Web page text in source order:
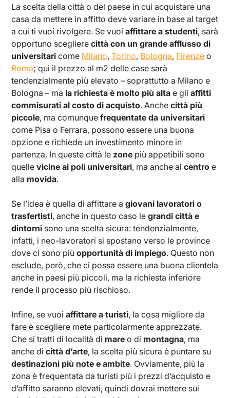
La scelta della città o del paese in cui acquistare una
casa da mettere in affitto deve variare in base al target
a cui ti vuoi rivolgere. Se vuoiaffittare a studenti, sarà
opportuno sceglierecittà con un grande afflusso di
universitari come Milano,Torino, Bologna, Firenze o
Roma; qui il prezzo al m2 delle case sarà
tendenzialmente più elevato – soprattutto a Milano e
Bologna – ma la richiesta è molto più alta e gliaffitti
commisurati al costo di acquisto. Anchecittà più
piccole, ma comunquefrequentate da universitari
come Pisa o Ferrara, possono essere una buona
opzione e richiede un investimento minore in
partenza. In queste città le zone più appetibili sono
quellevicine ai poli universitari, ma anche alcentro e
alla movida.
Se l’idea è quella di affittare agiovani lavoratori o
trasfertisti, anche in questo caso legrandi città e
dintorni sono una scelta sicura: tendenzialmente,
infatti, i neo-lavoratori si spostano verso le province
dove ci sono piùopportunità di impiego. Questo non
esclude, però, che ci possa essere una buona clientela
anche in paesi più piccoli, ma la richiesta inferiore
rende il processo più rischioso.
Infine, se vuoiaffittare a turisti, la cosa migliore da
fare è scegliere mete particolarmente apprezzate.
Che si tratti di località di mare o di montagna, ma
anche dicittà d’arte, la scelta più sicura è puntare su
destinazioni più note e ambite. Ovviamente, più la
zona è frequentata da turisti più i prezzi d’acquisto e
d’affitto saranno elevati, quindi dovrai mettere sui